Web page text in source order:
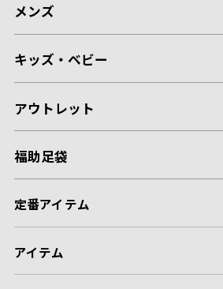
メンズ
キッズ・ベビー
アウトレット
福助足袋
定番アイテム
アイテム